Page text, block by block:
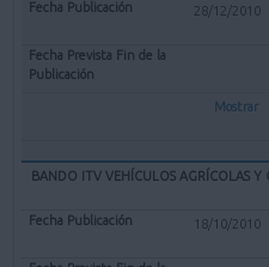
28/12/2010
Mostrar
BANDO ITV VEHÍCULOS AGRÍCOLAS Y
18/10/2010